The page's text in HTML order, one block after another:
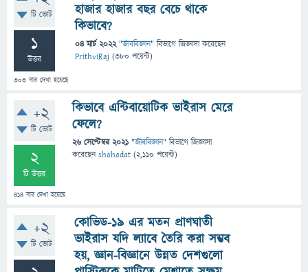
টি ভোট
1
উত্তর
303 বার দেখা হয়েছে
হাজার হাজার বছর বেচে থাকে
কিভাবে?
04 মার্চ 2022 "জীববিজ্ঞান" বিভাগে জিজ্ঞাসাকরেছেন
PrithviRaj (380 পয়েন্ট)
+2
টি ভোট
2
টি উত্তর
414 বার দেখা হয়েছে
কিভাবে এন্টিবায়োটিক ভাইরাস মেরে
ফেলে?
26 সেপ্টেম্বর 2021 "জীববিজ্ঞান" বিভাগে জিজ্ঞাসা
করেছেনshahadat (2,110 পয়েন্ট)
+2
টি ভোট
কোভিড-১৯ এর মতন প্রাণঘাতী
ভাইরাস যদি ল্যাবে তৈরি করা সম্ভব
হয়, জ্ঞান-বিজ্ঞানে উন্নত দেশগুলো